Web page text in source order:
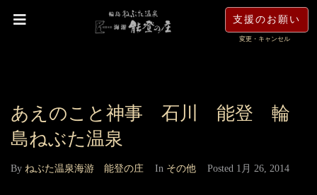
支援のお願い
変更・キャンセル
あえのこと神事 石川 能登 輪
島ねぶた温泉
By ねぶた温泉海游 能登の庄 In その他 Posted 1月 26, 2014